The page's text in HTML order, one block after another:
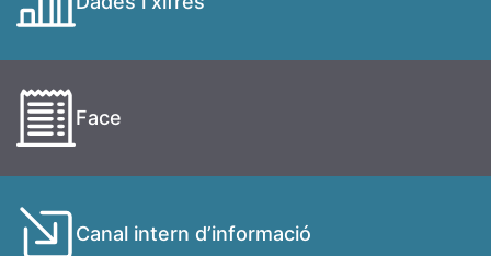
Face
Canal intern d’informació